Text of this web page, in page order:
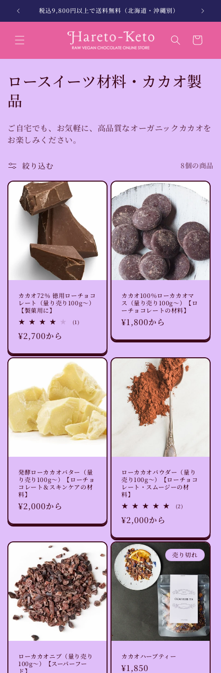
コンテン
ツに進む
税込9,800円以上で送料無料（北海道・沖縄別）
ー
コ
レ
ク
シ
ョ
ン
ロースイーツ材料・カカオ製
品
ご自宅でも、お気軽に、高品質なオーガニックカカオを
お楽しみください。
絞り込む 8個の商品
カカオ72％ 徳用ローチョコ
レート（量り売り100g〜）
【製菓用に】
(1)
数
合
計
通
価
¥2,700から
カカオ100％ローカカオマ
ス（量り売り100g〜）【ロ
ーチョコレートの材料】
通
価
格
¥1,800から
発酵ローカカオバター（量
り売り100g〜）【ローチョ
コレート＆スキンケアの材
料】
通
価
格
¥2,000から
ローカカオパウダー（量り
売り100g〜）【ローチョコ
レート・スムージーの材
料】
(2)
数
合
計
通
価
格
¥2,000から
ローカカオニブ（量り売り
100g〜）【スーパーフー
ド】
売り切れ
カカオハーブティー
通
¥1,850